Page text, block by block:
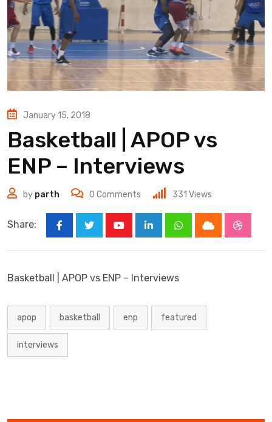
January 15, 2018
Basketball | APOP vs
ENP – Interviews
by parth 0 Comments 331 Views
Share:
LinkedInWhatsappCloud
Basketball | APOP vs ENP – Interviews
apop basketball enp featured
interviews